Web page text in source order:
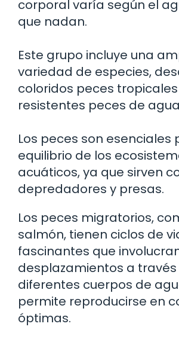
corporal varía según el
que nadan.
Este grupo incluye una
variedad de especies,
coloridos peces
resistentes peces de
Los peces son esenciales
equilibrio de los
acuáticos, ya que sirven
depredadores y presas.
Los peces migratorios,
salmón, tienen ciclos de
fascinantes que
desplazamientos a
diferentes cuerpos de
permite reproducirse en
óptimas.